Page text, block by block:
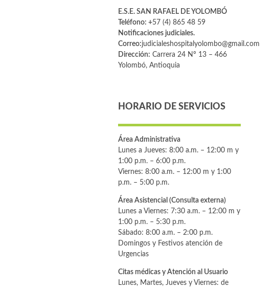
E.S.E. SAN RAFAEL DE YOLOMBÓ
Teléfono: +57 (4) 865 48 59
Notificaciones judiciales.
Correo:judicialeshospitalyolombo@gmail.com
Dirección: Carrera 24 Nº 13 – 466
Yolombó, Antioquia
HORARIO DE SERVICIOS
Área Administrativa
Lunes a Jueves: 8:00 a.m. – 12:00 m y
1:00 p.m. – 6:00 p.m.
Viernes: 8:00 a.m. – 12:00 m y 1:00
p.m. – 5:00 p.m.
Área Asistencial (Consulta externa)
Lunes a Viernes: 7:30 a.m. – 12:00 m y
1:00 p.m. – 5:30 p.m.
Sábado: 8:00 a.m. – 2:00 p.m.
Domingos y Festivos atención de
Urgencias
Citas médicas y Atención al Usuario
Lunes, Martes, Jueves y Viernes: de